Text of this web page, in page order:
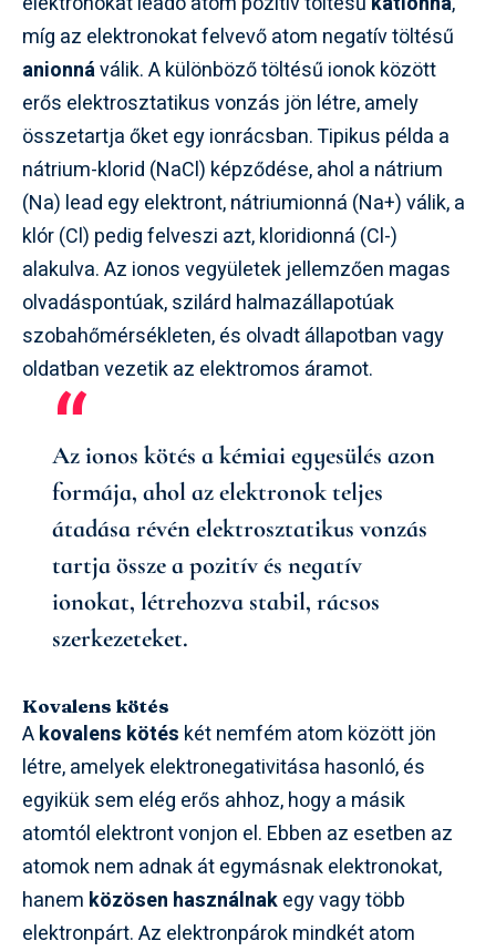
míg az elektronokat felvevő atom negatív töltésű
anionnáválik. A különböző töltésű ionok között
erős elektrosztatikus vonzás jön létre, amely
összetartja őket egy ionrácsban. Tipikus példa a
nátrium-klorid (NaCl) képződése, ahol a nátrium
(Na) lead egy elektront, nátriumionná (Na+) válik, a
klór (Cl) pedig felveszi azt, kloridionná (Cl-)
alakulva. Az ionos vegyületek jellemzően magas
olvadáspontúak, szilárd halmazállapotúak
szobahőmérsékleten, és olvadt állapotban vagy
oldatban vezetik az elektromos áramot.
Az ionos kötés a kémiai egyesülés azon
formája, ahol az elektronok teljes
átadása révén elektrosztatikus vonzás
tartja össze a pozitív és negatív
ionokat, létrehozva stabil, rácsos
szerkezeteket.
Kovalens kötés
Akovalens kötés két nemfém atom között jön
létre, amelyek elektronegativitása hasonló, és
egyikük sem elég erős ahhoz, hogy a másik
atomtól elektront vonjon el. Ebben az esetben az
atomok nem adnak át egymásnak elektronokat,
hanem közösen használnakegy vagy több
elektronpárt. Az elektronpárok mindkét atom